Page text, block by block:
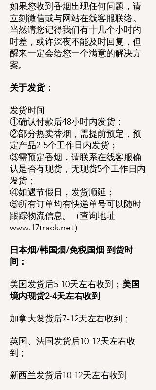
如果您收到香烟出现任何问题，请
立刻微信或与网站在线客服联络。
当然请您记得我们有十几个小时的
时差，或许深夜不能及时回复，但
醒来一定会给您一个满意的解决方
案。
关于发货：
发货时间
①确认付款后48小时内发货；
②部分热卖香烟，需提前预定，预
定产品2-5个工作日内发货；
③需预定香烟，请联系在线客服确
认是否有现货，无现货5个工作日内
发货；
④如遇节假日，发货顺延；
⑤所有订单均有快递单号可以随时
跟踪物流信息。（查询地址
www.17track.net）
日本烟/韩国烟/免税国烟 到货时
间：
美国发货后5-10天左右收到； 美国
境内现货2-4天左右收到
加拿大发货后7-12天左右收到；
英国、法国发货后10-12天左右收
到；
新西兰发货后10-12天左右收到